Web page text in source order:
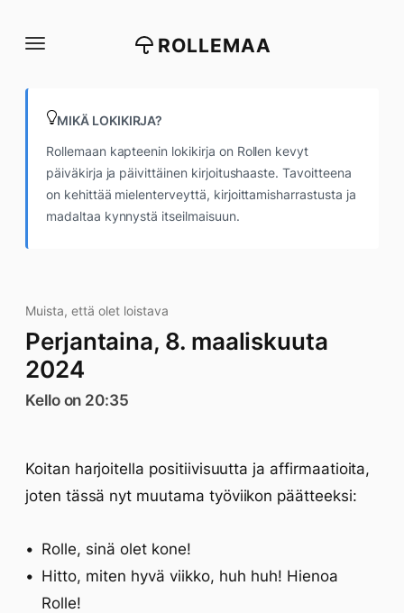
suoraan
ROLLEMAA
MIKÄ LOKIKIRJA?
Rollemaan kapteenin lokikirja on Rollen kevyt
päiväkirja ja päivittäinen kirjoitushaaste. Tavoitteena
on kehittää mielenterveyttä, kirjoittamisharrastusta ja
madaltaa kynnystä itseilmaisuun.
Muista, että olet loistava
Perjantaina, 8. maaliskuuta
2024
Kello on 20:35
Koitan harjoitella positiivisuutta ja affirmaatioita,
joten tässä nyt muutama työviikon päätteeksi:
Rolle, sinä olet kone!
Hitto, miten hyvä viikko, huh huh! Hienoa
Rolle!